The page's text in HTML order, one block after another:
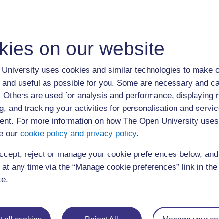
on our website
University uses cookies and similar technologies to make
useful as possible for you. Some are necessary and
Others are used for analysis and performance, displaying
and tracking your activities for personalisation and
For more information on how The Open University
our cookie policy and privacy policy.
reject or manage your cookie preferences below,
any time via the “Manage cookie preferences” link in